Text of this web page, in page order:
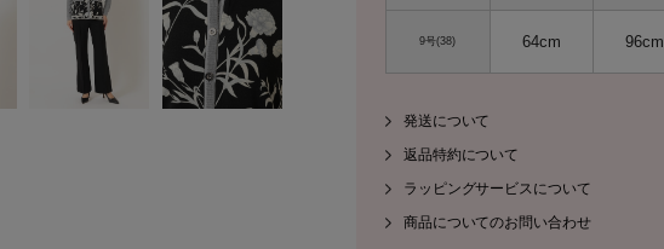
9号(38) 64cm 96cm
発送について
返品特約について
ラッピングサービスについて
商品についてのお問い合わせ